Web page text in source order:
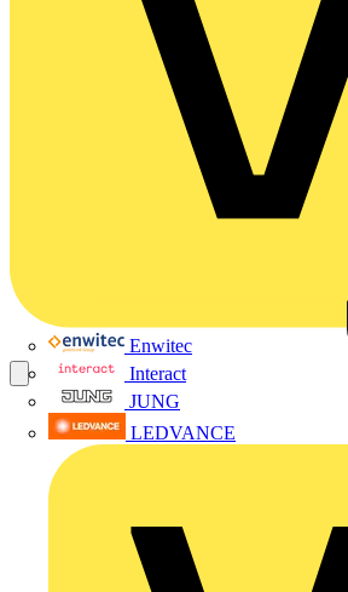
Enwitec
Interact
JUNG
LEDVANCE